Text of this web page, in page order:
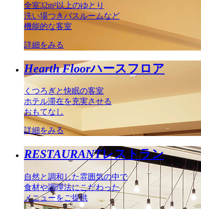
全室32m²以上のゆとり
洗い場つきバスルームなど
機能的な客室
詳細をみる
Hearth Floorハースフロア
くつろぎと快眠の客室
ホテル滞在を充実させる
おもてなし
詳細をみる
RESTAURANTレストラン
自然と調和した雰囲気の中で
食材や調理法にこだわった
メニューをご提供